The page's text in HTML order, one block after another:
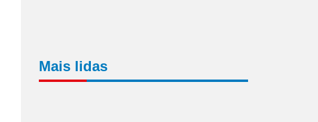
Mais lidas